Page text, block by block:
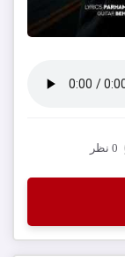
0 نظر